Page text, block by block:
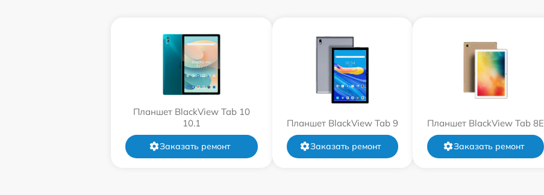
Планшет BlackView Tab 10
10.1
Заказать ремонт
Планшет BlackView Tab 9
Заказать ремонт
Планшет BlackView Tab 8E
Заказать ремонт